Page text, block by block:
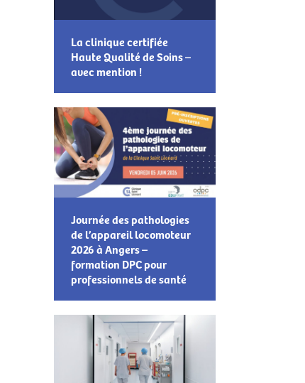
La clinique certifiée
Haute Qualité de Soins –
avec mention !
Journée des pathologies
de l’appareil locomoteur
2026 à Angers –
formation DPC pour
professionnels de santé